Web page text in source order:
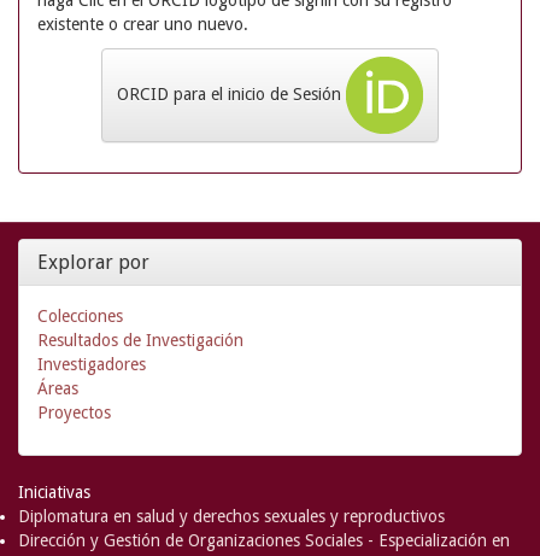
existente o crear uno nuevo.
ORCID para el inicio de Sesión
Explorar por
Colecciones
Resultados de Investigación
Investigadores
Áreas
Proyectos
Iniciativas
Diplomatura en salud y derechos sexuales y reproductivos
Dirección y Gestión de Organizaciones Sociales - Especialización en